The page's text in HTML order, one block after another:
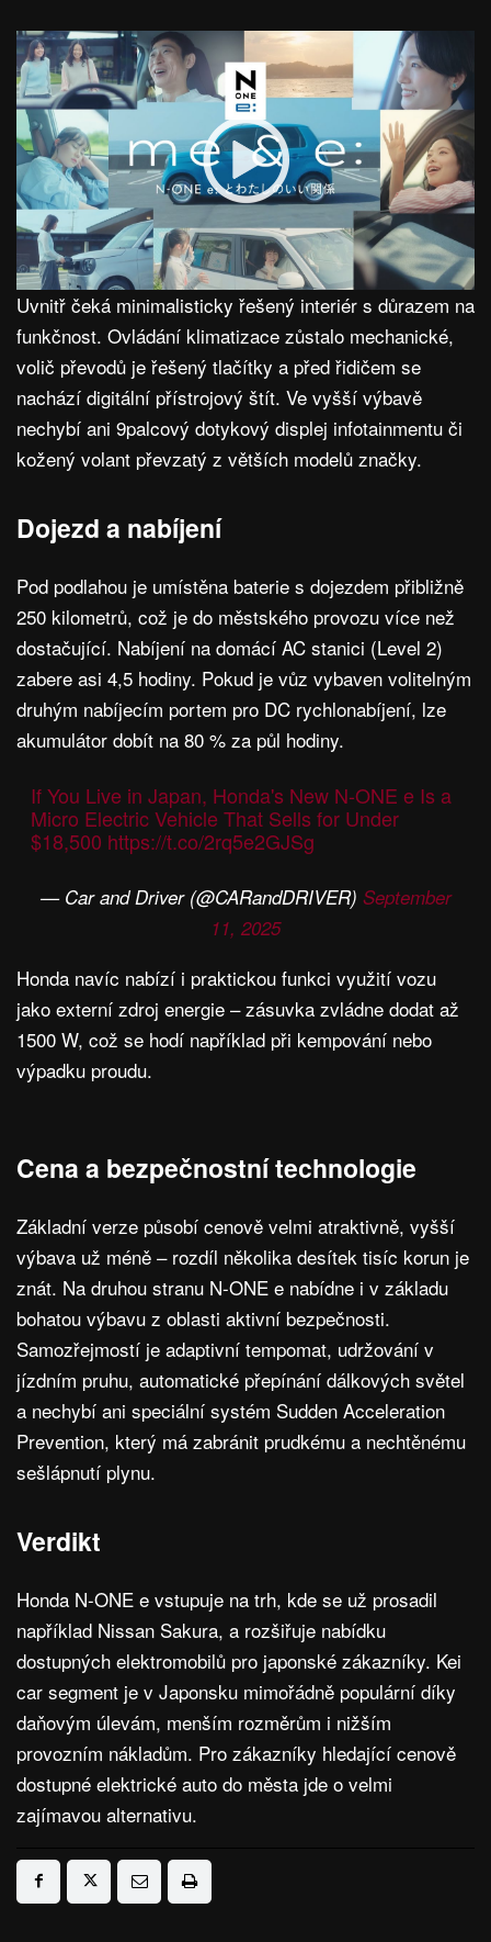
Uvnitř čeká minimalisticky řešený interiér s důrazem na
funkčnost. Ovládání klimatizace zůstalo mechanické,
volič převodů je řešený tlačítky a před řidičem se
nachází digitální přístrojový štít. Ve vyšší výbavě
nechybí ani 9palcový dotykový displej infotainmentu či
kožený volant převzatý z větších modelů značky.
Dojezd a nabíjení
Pod podlahou je umístěna baterie s dojezdem přibližně
250 kilometrů, což je do městského provozu více než
dostačující. Nabíjení na domácí AC stanici (Level 2)
zabere asi 4,5 hodiny. Pokud je vůz vybaven volitelným
druhým nabíjecím portem pro DC rychlonabíjení, lze
akumulátor dobít na 80 % za půl hodiny.
If You Live in Japan, Honda's New N-ONE e Is a
Micro Electric Vehicle That Sells for Under
$18,500 https://t.co/2rq5e2GJSg
— Car and Driver (@CARandDRIVER) September
11, 2025
Honda navíc nabízí i praktickou funkci využití vozu
jako externí zdroj energie – zásuvka zvládne dodat až
1500 W, což se hodí například při kempování nebo
výpadku proudu.
Cena a bezpečnostní technologie
Základní verze působí cenově velmi atraktivně, vyšší
výbava už méně – rozdíl několika desítek tisíc korun je
znát. Na druhou stranu N-ONE e nabídne i v základu
bohatou výbavu z oblasti aktivní bezpečnosti.
Samozřejmostí je adaptivní tempomat, udržování v
jízdním pruhu, automatické přepínání dálkových světel
a nechybí ani speciální systém Sudden Acceleration
Prevention, který má zabránit prudkému a nechtěnému
sešlápnutí plynu.
Verdikt
Honda N-ONE e vstupuje na trh, kde se už prosadil
například Nissan Sakura, a rozšiřuje nabídku
dostupných elektromobilů pro japonské zákazníky. Kei
car segment je v Japonsku mimořádně populární díky
daňovým úlevám, menším rozměrům i nižším
provozním nákladům. Pro zákazníky hledající cenově
dostupné elektrické auto do města jde o velmi
zajímavou alternativu.